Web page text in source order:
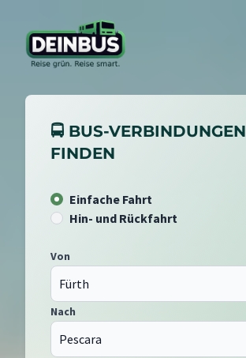
🚍 BUS-VERBINDUNGEN
FINDEN
Einfache Fahrt
Hin- und Rückfahrt
Von
Nach